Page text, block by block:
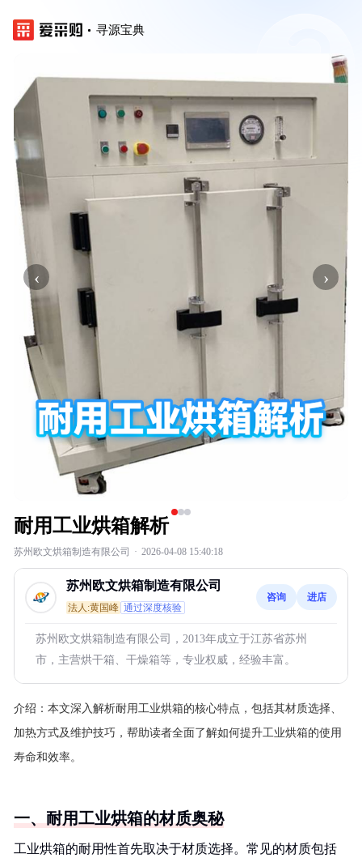
寻源宝典
‹ ›
耐用工业烘箱解析
苏州欧文烘箱制造有限公司 · 2026-04-08 15:40:18
苏州欧文烘箱制造有限公司
法人:黄国峰 通过深度核验
咨询 进店
苏州欧文烘箱制造有限公司，2013年成立于江苏省苏州
市，主营烘干箱、干燥箱等，专业权威，经验丰富。
介绍： 本文深入解析耐用工业烘箱的核心特点，包括其材质选择、
加热方式及维护技巧，帮助读者全面了解如何提升工业烘箱的使用
寿命和效率。
一、耐用工业烘箱的材质奥秘
工业烘箱的耐用性首先取决于材质选择。常见的材质包括